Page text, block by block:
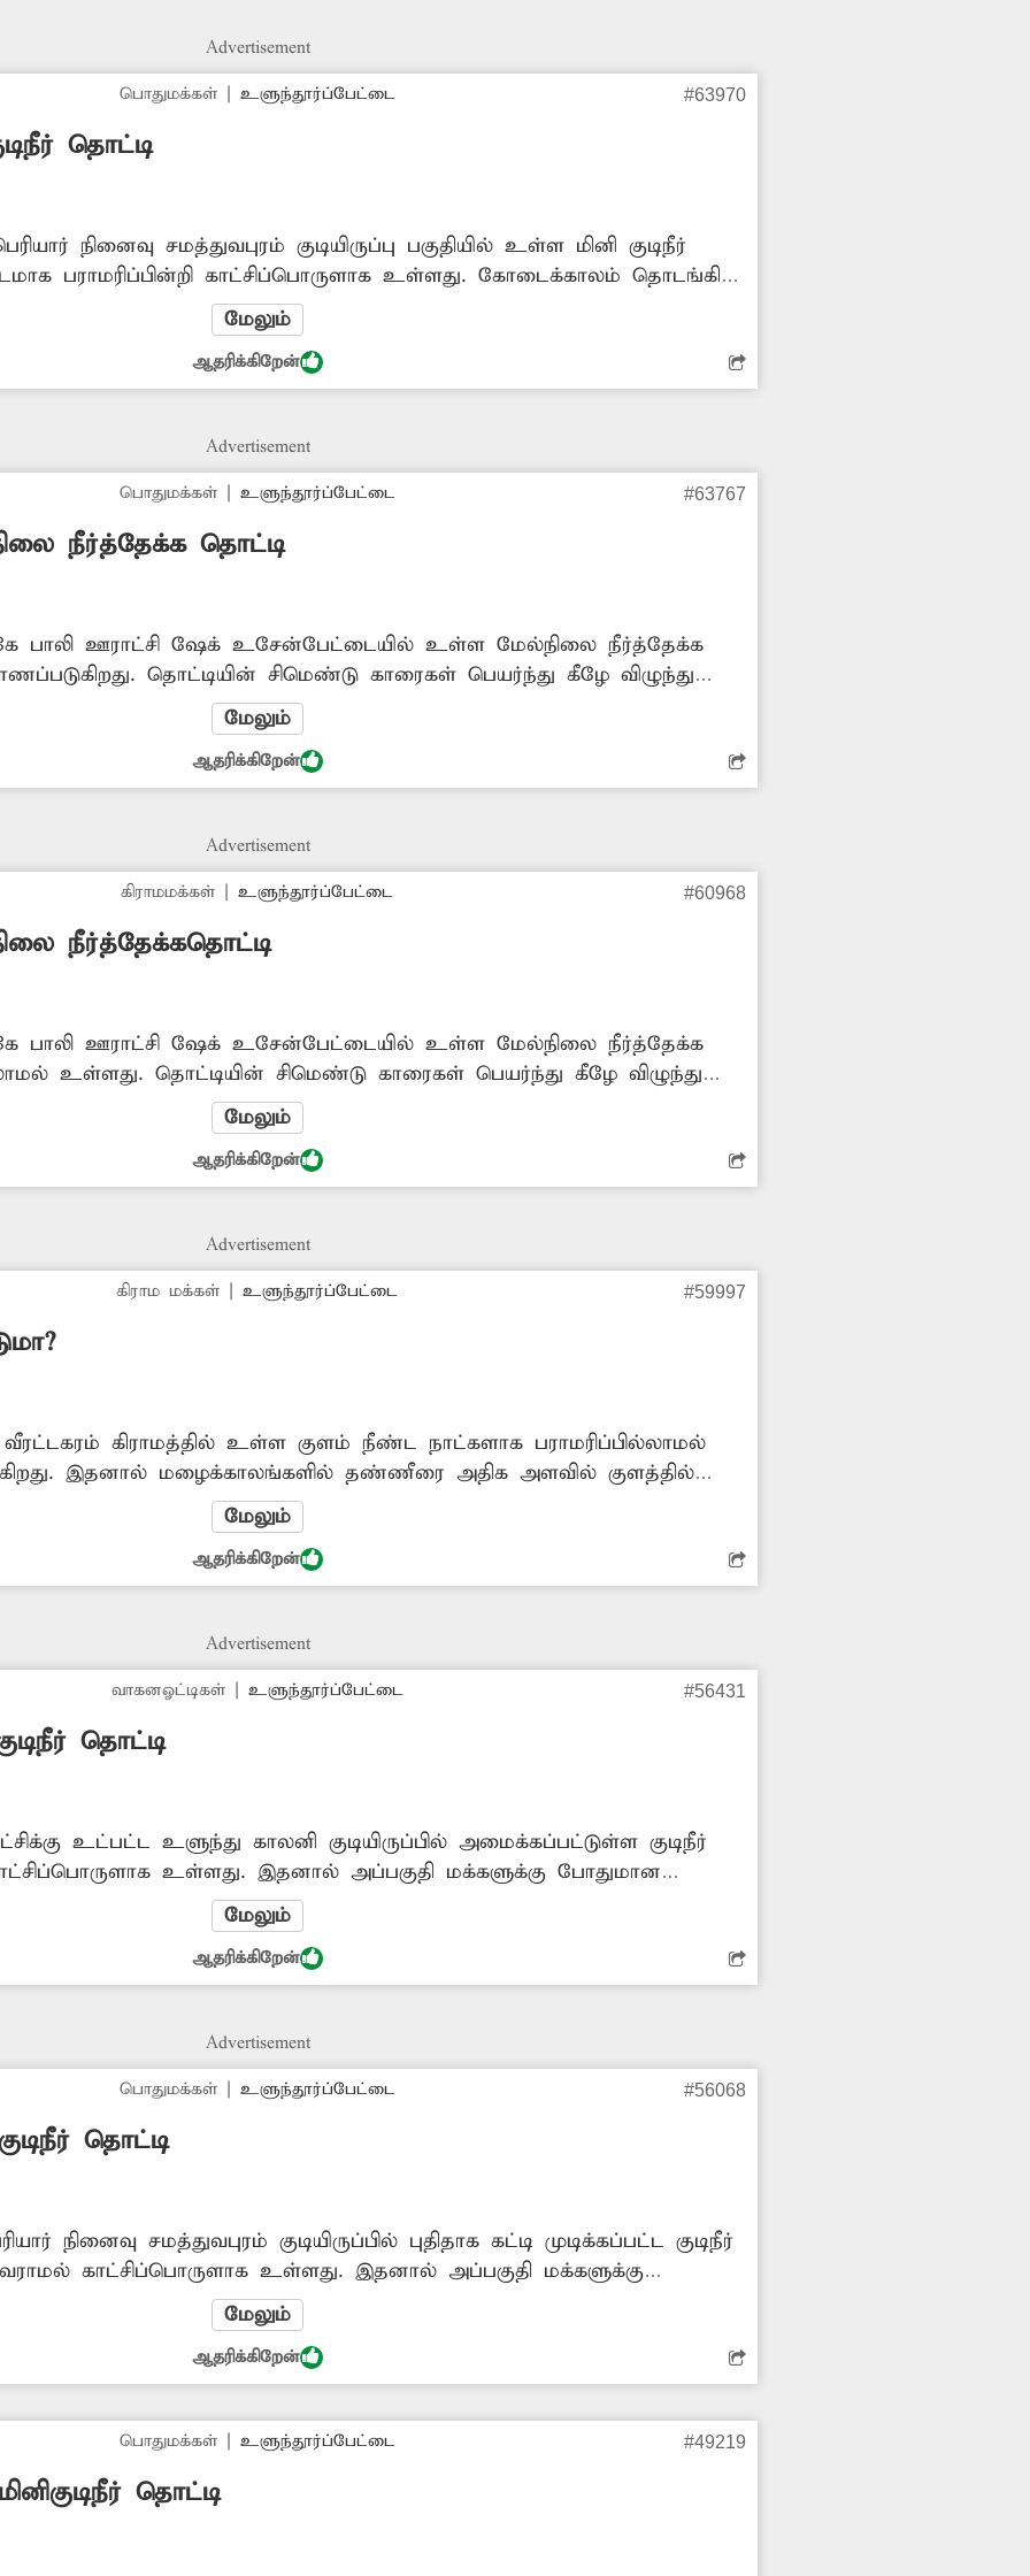
Advertisement
பொதுமக்கள்| உளுந்தூர்ப்பேட்டை #63970
தொட்டி
நினைவு சமத்துவபுரம் குடியிருப்பு பகுதியில் உள்ள மினி குடிநீர்
பராமரிப்பின்றி காட்சிப்பொருளாக உள்ளது. கோடைக்காலம் தொடங்கி
போதிய அளவு குடிநீர் கிடைக்காததால் அவர்கள் பெரும் சிரமம்
எனவே இதை தவிர்க்க அதிகாரிகள் நடவடிக்கை எடுக்க வேண்டும் என
வருகின்றனர்.
மேலும்
ஆதரிக்கிறேன்
Advertisement
பொதுமக்கள்| உளுந்தூர்ப்பேட்டை #63767
நீர்த்தேக்க தொட்டி
பாலி ஊராட்சி ஷேக் உசேன்பேட்டையில் உள்ள மேல்நிலை நீர்த்தேக்க
தொட்டியின் சிமெண்டு காரைகள் பெயர்ந்து கீழே விழுந்து
உள்ள மேல்நிலை நீர்த்தேக்க தொட்டியை அகற்றிவிட்டு அங்கு
நடவடிக்கை எடுக்க வேண்டியது அவசியம்.
மேலும்
ஆதரிக்கிறேன்
Advertisement
கிராமமக்கள் |உளுந்தூர்ப்பேட்டை #60968
நீர்த்தேக்கதொட்டி
பாலி ஊராட்சி ஷேக் உசேன்பேட்டையில் உள்ள மேல்நிலை நீர்த்தேக்க
உள்ளது. தொட்டியின் சிமெண்டு காரைகள் பெயர்ந்து கீழே விழுந்து
உள்ள மேல்நிலைநீர்த்தேக்க தொட்டியை அகற்றிவிட்டு அங்கு
நடவடிக்கை எடுக்க வேண்டியது அவசியம்.
மேலும்
ஆதரிக்கிறேன்
Advertisement
கிராம மக்கள் |உளுந்தூர்ப்பேட்டை #59997
வீரட்டகரம் கிராமத்தில் உள்ள குளம் நீண்ட நாட்களாக பராமரிப்பில்லாமல்
இதனால் மழைக்காலங்களில் தண்ணீரை அதிக அளவில் குளத்தில்
சூழல் உள்ளது. இதன் காரணமாக அந்த பகுதியில் விவசாய பணிகள்
உள்ளது. இதை தவிர்க்க குளத்தை விரைந்து தூர்வாரி
நடவடிக்கை எடுக்க வேண்டும்.
மேலும்
ஆதரிக்கிறேன்
Advertisement
வாகனஓட்டிகள்| உளுந்தூர்ப்பேட்டை #56431
தொட்டி
உட்பட்ட உளுந்து காலனி குடியிருப்பில் அமைக்கப்பட்டுள்ள குடிநீர்
உள்ளது. இதனால் அப்பகுதி மக்களுக்கு போதுமான
அவர்கள் பெரும் சிரமம் அடைந்து வருகின்றனர். இதை தவிர்க்க
சரி செய்து பயன்பாட்டிற்கு கொண்டுவர வேண்டும்.
மேலும்
ஆதரிக்கிறேன்
Advertisement
பொதுமக்கள்| உளுந்தூர்ப்பேட்டை #56068
தொட்டி
நினைவு சமத்துவபுரம் குடியிருப்பில் புதிதாக கட்டி முடிக்கப்பட்ட குடிநீர்
காட்சிப்பொருளாக உள்ளது. இதனால் அப்பகுதி மக்களுக்கு
கிடைக்காததால் அவர்கள் பெரும் சிரமம் அடைந்து வருகின்றனர். இதை
குடிநீர் தொட்டியை விரைந்து பயன்பாட்டிற்கு கொண்டுவர வேண்டும்.
மேலும்
ஆதரிக்கிறேன்
பொதுமக்கள்| உளுந்தூர்ப்பேட்டை #49219
தொட்டி